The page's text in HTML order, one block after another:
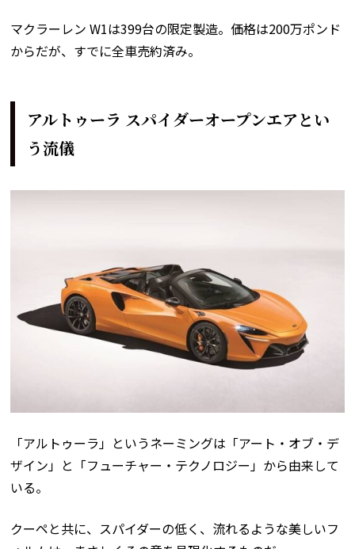
マクラーレン W1は399台の限定製造。価格は200万ポンド
からだが、すでに全車売約済み。
アルトゥーラ スパイダーオープンエアとい
う流儀
「アルトゥーラ」というネーミングは「アート・オブ・デ
ザイン」と「フューチャー・テクノロジー」から由来して
いる。
クーペと共に、スパイダーの低く、流れるような美しいフ